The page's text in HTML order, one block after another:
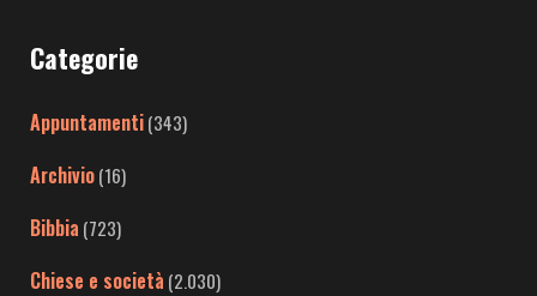
Categorie
Appuntamenti(343)
Archivio(16)
Bibbia (723)
Chiese e società (2.030)